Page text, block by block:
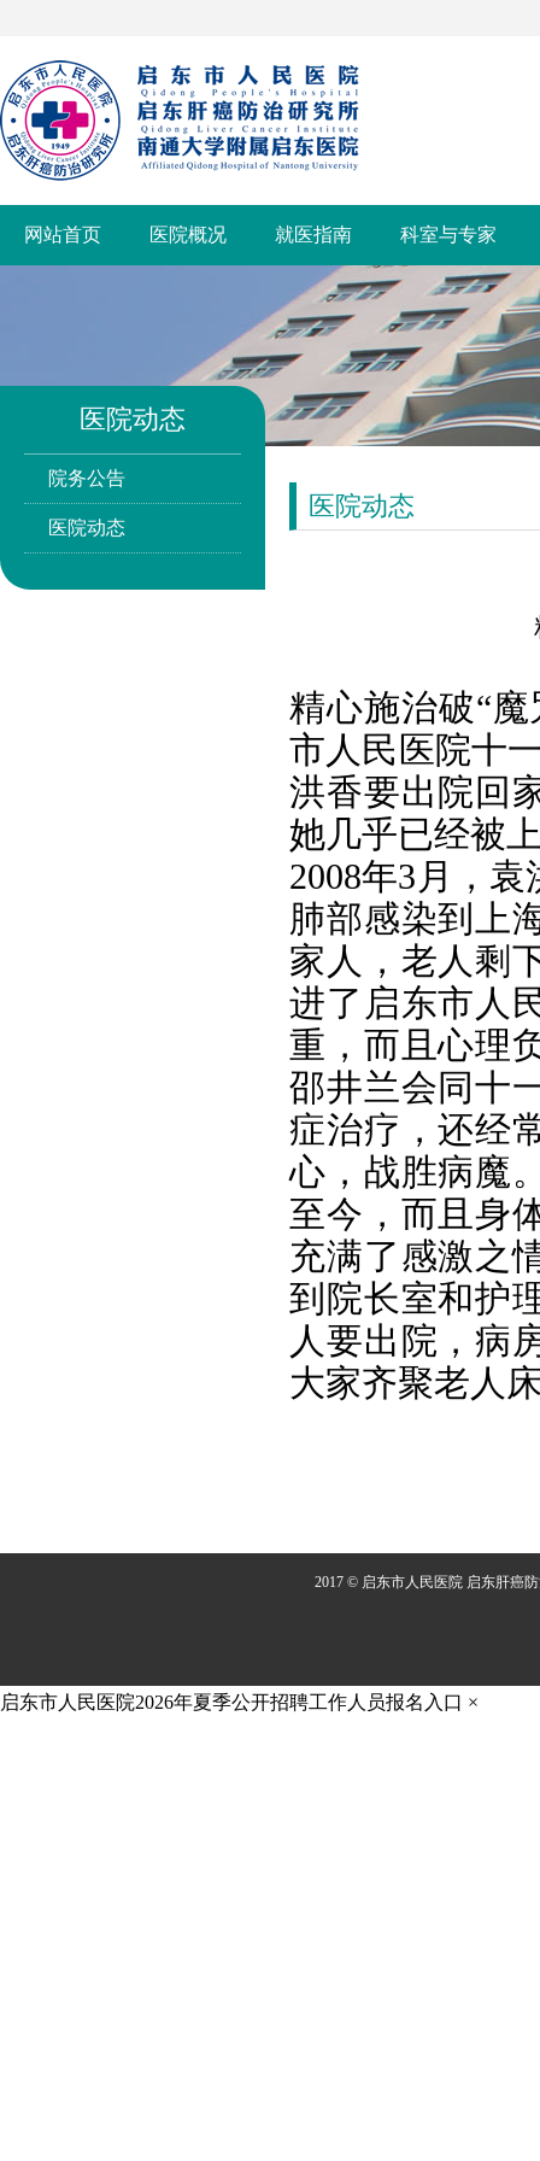
网站首页 医院概况 就医指南 科室与专家
医院动态
院务公告
医院动态
医院动态
精心施治破“
市人民医院十
洪香要出院回
她几乎已经
2008年3月，
肺部感染到上
家人，老人剩
进了启东市人
重，而且心理
邵井兰会同十
症治疗，还经
心，战胜病魔
至今，而且身
充满了感激之
到院长室和护
人要出院，病
大家齐聚老人
2017 © 启东市人民医院 启东肝癌
启东市人民医院2026年夏季公开招聘工作人员报名入口 ×